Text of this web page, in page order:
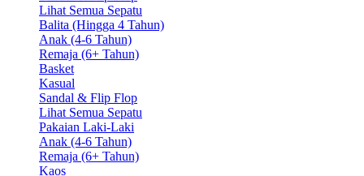
Lihat Semua Sepatu
Balita (Hingga 4 Tahun)
Anak (4-6 Tahun)
Remaja (6+ Tahun)
Basket
Kasual
Sandal & Flip Flop
Lihat Semua Sepatu
Pakaian Laki-Laki
Anak (4-6 Tahun)
Remaja (6+ Tahun)
Kaos